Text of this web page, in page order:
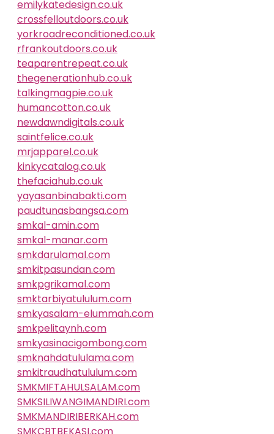
emilykatedesign.co.uk
crossfelloutdoors.co.uk
yorkroadreconditioned.co.uk
rfrankoutdoors.co.uk
teaparentrepeat.co.uk
thegenerationhub.co.uk
talkingmagpie.co.uk
humancotton.co.uk
newdawndigitals.co.uk
saintfelice.co.uk
mrjapparel.co.uk
kinkycatalog.co.uk
thefaciahub.co.uk
yayasanbinabakti.com
paudtunasbangsa.com
smkal-amin.com
smkal-manar.com
smkdarulamal.com
smkitpasundan.com
smkpgrikamal.com
smktarbiyatululum.com
smkyasalam-elummah.com
smkpelitaynh.com
smkyasinacigombong.com
smknahdatululama.com
smkitraudhatululum.com
SMKMIFTAHULSALAM.com
SMKSILIWANGIMANDIRI.com
SMKMANDIRIBERKAH.com